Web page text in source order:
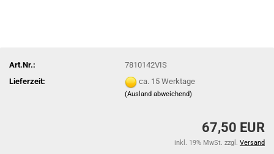
Art.Nr.:
7810142VIS
Lieferzeit:
ca. 15 Werktage
(Ausland abweichend)
67,50 EUR
inkl. 19% MwSt. zzgl. Versand